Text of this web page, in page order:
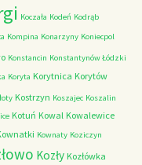
Koczała Kodeń Kodrąb
Kompina Konarzyny Koniecpol
Konstancin Konstantynów Łódzki
Koryta Korytnica Korytów
Kostrzyn Koszajec Koszalin
Kotuń Kowal Kowalewice
Kownaty Koziczyn
Kozły Kozłówka